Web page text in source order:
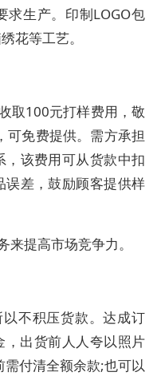
求生产。印制LOGO包
花等工艺。
取100元打样费用，敬
可免费提供。需方承担
该费用可从货款中扣
误差，鼓励顾客提供样
来提高市场竞争力。
不积压货款。达成订
出货前人人夸以照片
付清全额余款;也可以